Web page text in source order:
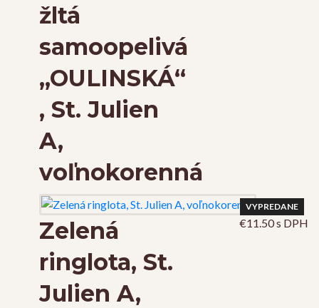
žltá
samoopelivá
„OULINSKÁ“
, St. Julien
A,
voľnokorenná
VYPREDANE
Zelená
ringlota, St.
Julien A,
€11.50s DPH